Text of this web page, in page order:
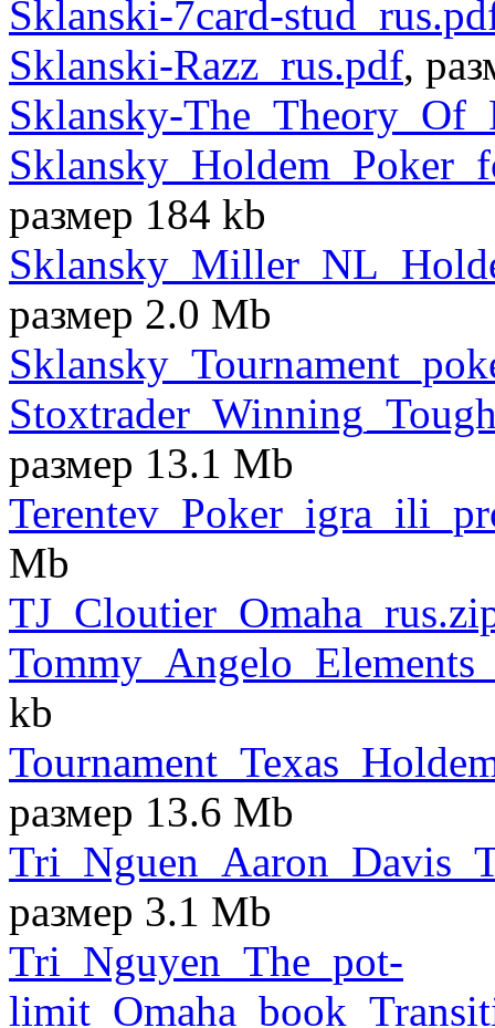
Sklanski-7card-
Sklanski-Razz_rus.pdf,
Sklansky-
размер 184 kb
размер 2.0 Mb
размер 13.1 Mb
Mb
kb
размер 13.6 Mb
размер 3.1 Mb
Tri_Nguyen_The_pot-